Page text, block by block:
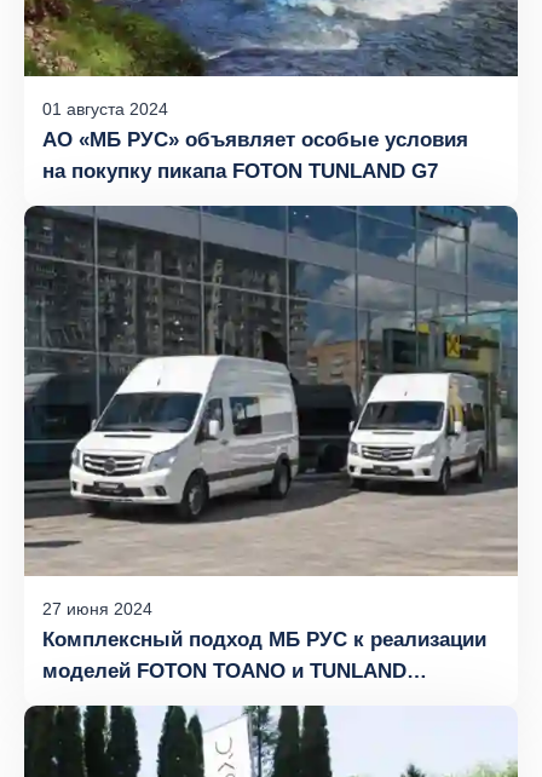
01 августа 2024
АО «МБ РУС» объявляет особые условия
на покупку пикапа FOTON TUNLAND G7
27 июня 2024
Комплексный подход МБ РУС к реализации
моделей FOTON TOANO и TUNLAND
на рынке России